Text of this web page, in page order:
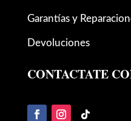
Garantías y
Devoluciones
CONTACTATE